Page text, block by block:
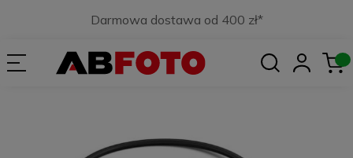
Darmowa dostawa od 400 zł*